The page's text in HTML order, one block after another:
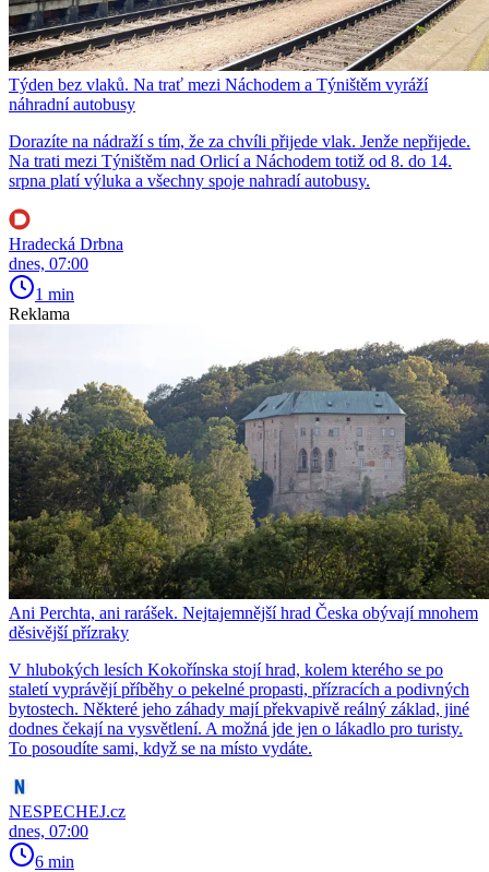
Týden bez vlaků. Na trať mezi Náchodem a Týništěm vyráží
náhradní autobusy
Dorazíte na nádraží s tím, že za chvíli přijede vlak. Jenže nepřijede.
Na trati mezi Týništěm nad Orlicí a Náchodem totiž od 8. do 14.
srpna platí výluka a všechny spoje nahradí autobusy.
Hradecká Drbna
dnes, 07:00
1 min
Reklama
Ani Perchta, ani rarášek. Nejtajemnější hrad Česka obývají mnohem
děsivější přízraky
V hlubokých lesích Kokořínska stojí hrad, kolem kterého se po
staletí vyprávějí příběhy o pekelné propasti, přízracích a podivných
bytostech. Některé jeho záhady mají překvapivě reálný základ, jiné
dodnes čekají na vysvětlení. A možná jde jen o lákadlo pro turisty.
To posoudíte sami, když se na místo vydáte.
NESPECHEJ.cz
dnes, 07:00
6 min